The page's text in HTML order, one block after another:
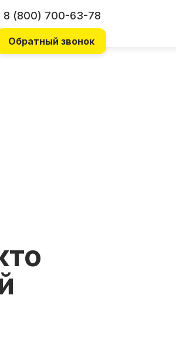
8 (800) 700-63-78
Обратный звонок